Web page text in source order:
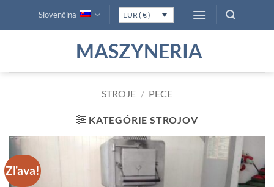
Slovenčina EUR ( € )
MASZYNERIA
STROJE / PECE
KATEGÓRIE STROJOV
Zľava!